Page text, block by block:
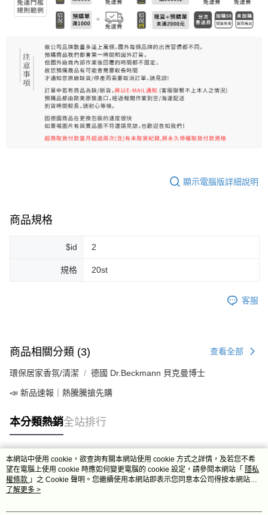
每筆NT$80，滿NT$999(含以上)免運費
每筆NT$100，滿NT$999(含以上)免運費
離島宅配（澎湖、金門、馬祖、小琉球）
每筆NT$250，滿NT$3,000(含以上)免運費
付款後門市自取
顯示電腦版詳細說明
商品規格
$id 2
規格 20st
客服
商品相關分類 (3) 查看全部
環保居家香氛/清潔 德國 Dr.Beckmann 貝克曼博士
📣 新品速報｜熱騰騰搶先購
本分類熱銷全站排行
熱門標籤
本網站中使用 cookie，欲查詢有關本網站使用 cookie 方式之詳情，及若您不希
望在電腦上使用 cookie 時應如何變更電腦的 cookie 設定，請參閱本網站「 隱私
權條款 」之 Cookie 聲明。您繼續使用本網站即表示您同意本公司得按本網站使
用條款之 Cookie 聲明使用 cookie。
了解更多 >